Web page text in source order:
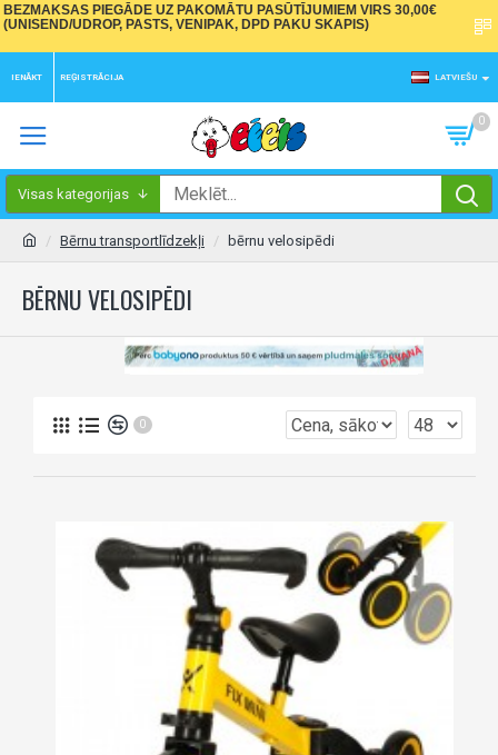
BEZMAKSAS PIEGĀDE UZ PAKOMĀTU PASŪTĪJUMIEM VIRS 30,00€
(UNISEND/UDROP, PASTS, VENIPAK, DPD PAKU SKAPIS)
IENĀKT REĢISTRĀCIJA LATVIEŠU
0
Visas kategorijas
Bērnu transportlīdzekļi bērnu velosipēdi
BĒRNU VELOSIPĒDI
0